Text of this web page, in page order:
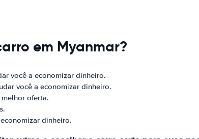
em Myanmar?
você a economizar dinheiro.
você a economizar dinheiro.
oferta.
dinheiro.